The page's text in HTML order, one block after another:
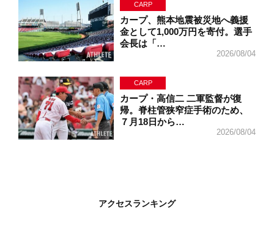
CARP
カープ、熊本地震被災地へ義援
金として1,000万円を寄付。選手
会長は「…
2026/08/04
CARP
カープ・高信二 二軍監督が復
帰。脊柱管狭窄症手術のため、
７月18日から…
2026/08/04
アクセスランキング